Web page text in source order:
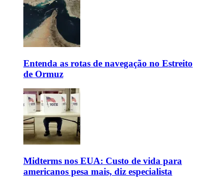
Entenda as rotas de navegação no Estreito
de Ormuz
Midterms nos EUA: Custo de vida para
americanos pesa mais, diz especialista